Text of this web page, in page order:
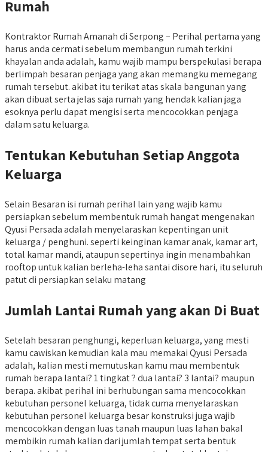
Rumah
Kontraktor Rumah Amanah di Serpong – Perihal pertama yang
harus anda cermati sebelum membangun rumah terkini
khayalan anda adalah, kamu wajib mampu berspekulasi berapa
berlimpah besaran penjaga yang akan memangku memegang
rumah tersebut. akibat itu terikat atas skala bangunan yang
akan dibuat serta jelas saja rumah yang hendak kalian jaga
esoknya perlu dapat mengisi serta mencocokkan penjaga
dalam satu keluarga.
Tentukan Kebutuhan Setiap Anggota
Keluarga
Selain Besaran isi rumah perihal lain yang wajib kamu
persiapkan sebelum membentuk rumah hangat mengenakan
Qyusi Persada adalah menyelaraskan kepentingan unit
keluarga / penghuni. seperti keinginan kamar anak, kamar art,
total kamar mandi, ataupun sepertinya ingin menambahkan
rooftop untuk kalian berleha-leha santai disore hari, itu seluruh
patut di persiapkan selaku matang
Jumlah Lantai Rumah yang akan Di Buat
Setelah besaran penghungi, keperluan keluarga, yang mesti
kamu cawiskan kemudian kala mau memakai Qyusi Persada
adalah, kalian mesti memutuskan kamu mau membentuk
rumah berapa lantai? 1 tingkat ? dua lantai? 3 lantai? maupun
berapa. akibat perihal ini berhubungan sama mencocokkan
kebutuhan personel keluarga, tidak cuma menyelaraskan
kebutuhan personel keluarga besar konstruksi juga wajib
mencocokkan dengan luas tanah maupun luas lahan bakal
membikin rumah kalian dari jumlah tempat serta bentuk